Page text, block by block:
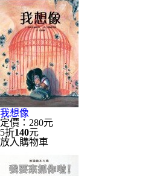
我想像
定價：280元
5折140元
放入購物車